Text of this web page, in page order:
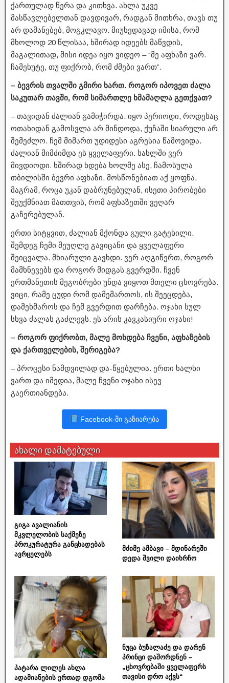
ქართულად წერა და კითხვა. ახლა უკვე
მასწავლებელთან დავდივარ, რადგან მითხრა, თავს თუ
არ დამანებებ, მოგკლავო. მიუხედავად იმისა, რომ
მხოლოდ 20 წლისაა, ხშირად იდეებს მაწვდის,
მაგალითად, მისი იდეა იყო ვიდეო – “მე აფხაზი ვარ.
ჩამეხუტე, თუ ფიქრობ, რომ ძმები ვართ”.
– ბევრის თვალში გმირი ხართ. როგორ იპოვეთ ძალა
საკუთარ თავში, რომ სიმართლე ხმამაღლა გეთქვათ?
– თავიდან ძალიან გამიჭირდა. იყო პერიოდი, როდესაც
ოთახიდან გამოსვლა არ მინდოდა, ქუჩაში სიარული არ
შემეძლო. ჩემ მიმართ უდიდესი აგრესია წამოვიდა.
ძალიან მიმძიმდა ეს ყველაფერი. სახლში ვერ
მივდიოდი. ხშირად ხდება ხოლმე ასე, ჩამოსულა
თბილისში ბევრი აფხაზი, მოსწონებიათ აქ ყოფნა,
მაგრამ, როცა უკან დაბრუნებულან, ისეთი პირობები
შეუქმნიათ მათთვის, რომ აფხაზეთში ვეღარ
გაჩერებულან.
ერთი სიტყვით, ძალიან მქონდა გული გატეხილი.
შემდეგ ჩემი მეუღლე გავიცანი და ყველაფერი
შეიცვალა. მხიარული გავხდი. ვერ აღგიწერთ, როგორ
მამხნევებს და როგორ მიდგას გვერდში. ჩვენ
ერთმანეთის მეგობრები უნდა ვიყოთ მთელი ცხოვრება.
ვიცი, რამე ცუდი რომ დამემართოს, ის შეეცდება,
დამეხმაროს და ჩემ გვერდით დარჩება. ოჯახი სულ
სხვა ძალას გაძლევს. ეს არის კავკასიური ოჯახი!
– როგორ ფიქრობთ, მალე მოხდება ჩვენი, აფხაზების
და ქართველების, შერიგება?
– პროცესი ნამდვილად და-წყებულია. ერთი ხალხი
ვართ და იმედია, მალე ჩვენი ოჯახი ისევ
გაერთიანდება.
Facebook-ში გაზიარება
ახალი დამატებული
გიგა ავალიანის
მკვლელობის საქმეზე
პროკურატურა განცხადებას
ავრცელებს
მძიმე ამბავი – მდინარეში
დედა შვილი დაიხრჩო
პატარა ლილეს ახლა
ადამიანების ერთად დგომა
ნუცა ბუზალაძე და დარენ
პრინცი დაშორდნენ –
„ცხოვრებაში ყველაფერს
თავისი დრო აქვს“